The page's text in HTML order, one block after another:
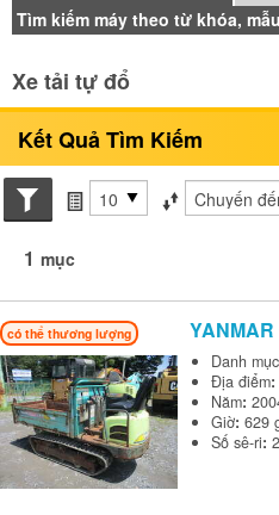
Tìm kiếm máy theo từ khóa,
Xe tải tự đổ
Kết Quả Tìm Kiếm
Search conditions
các mục mỗi trang
Sắp xếp
1 mục
có thể thương lượng YANMAR
Danh mục
Địa điểm
Năm:
Giờ:629
Số sê-ri: